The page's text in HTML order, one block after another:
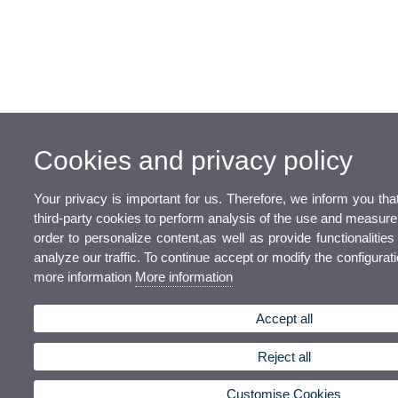
Cookies and privacy policy
Your privacy is important for us. Therefore, we inform you
third-party cookies to perform analysis of the use and
order to personalize content,as well as provide
analyze our traffic. To continue accept or modify the
more information More information
Accept all
Reject all
Customise Cookies